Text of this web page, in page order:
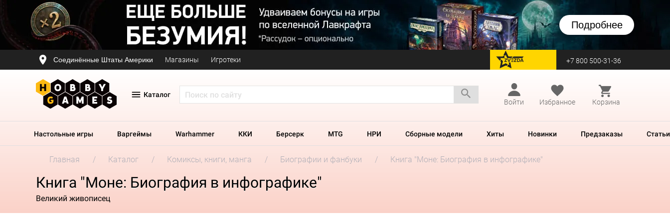
Подробнее
Соединённые Штаты Америки Магазины Игротеки перейти на Zvezda +7 800 500-31-36
Каталог
Войти
Избранное Корзина
Настольные игры Варгеймы Warhammer ККИ Берсерк MTG НРИ Сборные модели Хиты Новинки Предзаказы Статьи
Главная Каталог Комиксы, книги, манга Биографии и фанбуки Книга "Моне: Биография в инфографике"
Книга "Моне: Биография в инфографике"
Великий живописец